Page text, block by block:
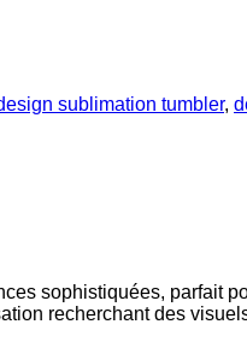
sublimation tumbler,
sophistiquées, parfait
recherchant des